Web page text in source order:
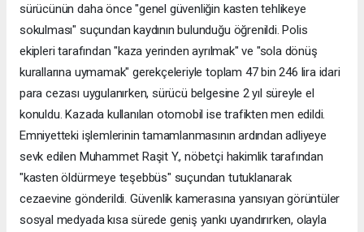
sürücünün daha önce "genel güvenliğin kasten tehlikeye
sokulması" suçundan kaydının bulunduğu öğrenildi. Polis
ekipleri tarafından "kaza yerinden ayrılmak" ve "sola dönüş
kurallarına uymamak" gerekçeleriyle toplam 47 bin 246 lira idari
para cezası uygulanırken, sürücü belgesine 2 yıl süreyle el
konuldu. Kazada kullanılan otomobil ise trafikten men edildi.
Emniyetteki işlemlerinin tamamlanmasının ardından adliyeye
sevk edilen Muhammet Raşit Y., nöbetçi hakimlik tarafından
"kasten öldürmeye teşebbüs" suçundan tutuklanarak
cezaevine gönderildi. Güvenlik kamerasına yansıyan görüntüler
sosyal medyada kısa sürede geniş yankı uyandırırken, olayla